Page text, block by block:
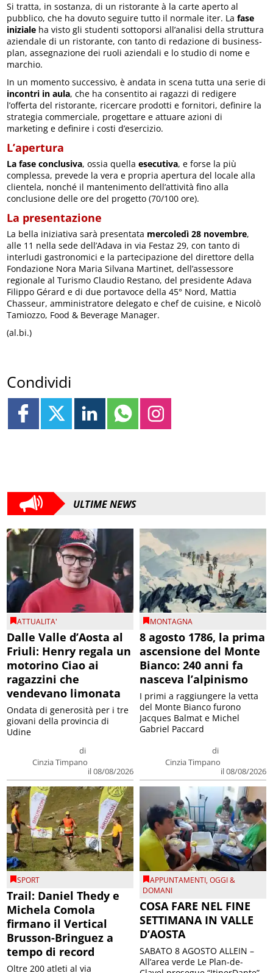
Si tratta, in sostanza, di un ristorante à la carte aperto al
pubblico, che ha dovuto seguire tutto il normale iter. Lafase
iniziale ha visto gli studenti sottoporsi all’analisi della struttura
aziendale di un ristorante, con tanto di redazione di business-
plan, assegnazione dei ruoli aziendali e lo studio di nome e
marchio.
In un momento successivo, è andata in scena tutta una serie di
incontri in aula, che ha consentito ai ragazzi di redigere
l’offerta del ristorante, ricercare prodotti e fornitori, definire la
strategia commerciale, progettare e attuare azioni di
marketing e definire i costi d’esercizio.
L’apertura
La fase conclusiva, ossia quellaesecutiva, e forse la più
complessa, prevede la vera e propria apertura del locale alla
clientela, nonché il mantenimento dell’attività fino alla
conclusione delle ore del progetto (70/100 ore).
La presentazione
La bella iniziativa sarà presentata mercoledì 28 novembre,
alle 11 nella sede dell’Adava in via Festaz 29, con tanto di
interludi gastronomici e la partecipazione del direttore della
Fondazione Nora Maria Silvana Martinet, dell’assessore
regionale al Turismo Claudio Restano, del presidente Adava
Filippo Gérard e di due portavoce della 45° Nord, Mattia
Chasseur, amministratore delegato e chef de cuisine, e Nicolò
Tamiozzo, Food & Beverage Manager.
(al.bi.)
Condividi
ULTIME NEWS
ATTUALITA'
Dalle Valle d’Aosta al
Friuli: Henry regala un
motorino Ciao ai
ragazzini che
vendevano limonata
di
Cinzia Timpano
il 08/08/2026
Ondata di generosità per i tre
giovani della provincia di
Udine
MONTAGNA
8 agosto 1786, la prima
ascensione del Monte
Bianco: 240 anni fa
nasceva l’alpinismo
di
Cinzia Timpano
il 08/08/2026
I primi a raggiungere la vetta
del Monte Bianco furono
Jacques Balmat e Michel
Gabriel Paccard
SPORT
Trail: Daniel Thedy e
Michela Comola
firmano il Vertical
Brusson-Bringuez a
tempo di record
Oltre 200 atleti al via
APPUNTAMENTI,OGGI &
DOMANI
COSA FARE NEL FINE
SETTIMANA IN VALLE
D’AOSTA
SABATO 8 AGOSTO ALLEIN –
All’area verde Le Plan-de-